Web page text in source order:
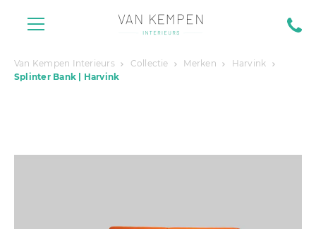
Van Kempen Interieurs Collectie Merken
Harvink
Splinter Bank | Harvink